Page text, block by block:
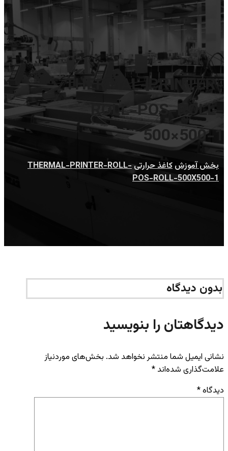
THERMAL-PRINTER-
ROLL-POS-ROLL-
500×500-1
بخش آموزش کاغذ حرارتی THERMAL-PRINTER-ROLL-
POS-ROLL-500X500-1
بدون دیدگاه
دیدگاهتان را بنویسید
نشانی ایمیل شما منتشر نخواهد شد. بخش‌های موردنیاز
علامت‌گذاری شده‌اند *
دیدگاه*